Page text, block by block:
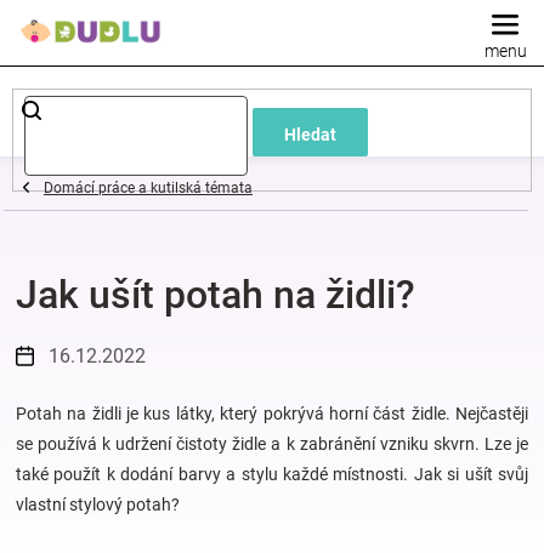
Hledat
Dětské
a
oblečení
Pokojíček
a
kojenecká
Domácí práce a kutilská témata
Jak ušít potah na židli?
16.12.2022
Potah na židli je kus látky, který pokrývá horní část židle. Nejčastěji
se používá k udržení čistoty židle a k zabránění vzniku skvrn. Lze je
také použít k dodání barvy a stylu každé místnosti. Jak si ušít svůj
vlastní stylový potah?